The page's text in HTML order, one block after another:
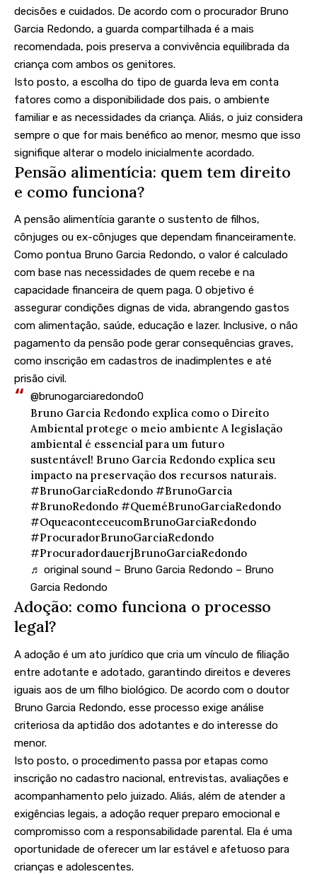
decisões e cuidados. De acordo com o procurador Bruno
Garcia Redondo, a guarda compartilhada é a mais
recomendada, pois preserva a convivência equilibrada da
criança com ambos os genitores.
Isto posto, a escolha do tipo de guarda leva em conta
fatores como a disponibilidade dos pais, o ambiente
familiar e as necessidades da criança. Aliás, o juiz considera
sempre o que for mais benéfico ao menor, mesmo que isso
signifique alterar o modelo inicialmente acordado.
Pensão alimentícia: quem tem direito
e como funciona?
A pensão alimentícia garante o sustento de filhos,
cônjuges ou ex-cônjuges que dependam financeiramente.
Como pontua Bruno Garcia Redondo, o valor é calculado
com base nas necessidades de quem recebe e na
capacidade financeira de quem paga. O objetivo é
assegurar condições dignas de vida, abrangendo gastos
com alimentação, saúde, educação e lazer. Inclusive, o não
pagamento da pensão pode gerar consequências graves,
como inscrição em cadastros de inadimplentes e até
prisão civil.
@brunogarciaredondo0
Bruno Garcia Redondo explica como o Direito
Ambiental protege o meio ambiente A legislação
ambiental é essencial para um futuro
sustentável! Bruno Garcia Redondo explica seu
impacto na preservação dos recursos naturais.
#BrunoGarciaRedondo #BrunoGarcia
#BrunoRedondo #QueméBrunoGarciaRedondo
#OqueaconteceucomBrunoGarciaRedondo
#ProcuradorBrunoGarciaRedondo
#ProcuradordauerjBrunoGarciaRedondo
♬ original sound – Bruno Garcia Redondo – Bruno
Garcia Redondo
Adoção: como funciona o processo
legal?
A adoção é um ato jurídico que cria um vínculo de filiação
entre adotante e adotado, garantindo direitos e deveres
iguais aos de um filho biológico. De acordo com o doutor
Bruno Garcia Redondo, esse processo exige análise
criteriosa da aptidão dos adotantes e do interesse do
menor.
Isto posto, o procedimento passa por etapas como
inscrição no cadastro nacional, entrevistas, avaliações e
acompanhamento pelo juizado. Aliás, além de atender a
exigências legais, a adoção requer preparo emocional e
compromisso com a responsabilidade parental. Ela é uma
oportunidade de oferecer um lar estável e afetuoso para
crianças e adolescentes.